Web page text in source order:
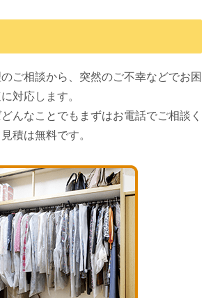
ご相談から、突然のご不幸などでお困
対応します。
んなことでもまずはお電話でご相談く
積は無料です。